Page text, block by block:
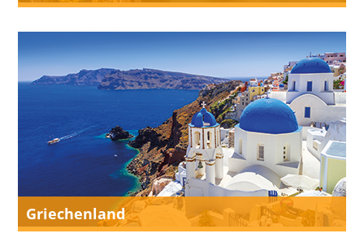
Griechenland